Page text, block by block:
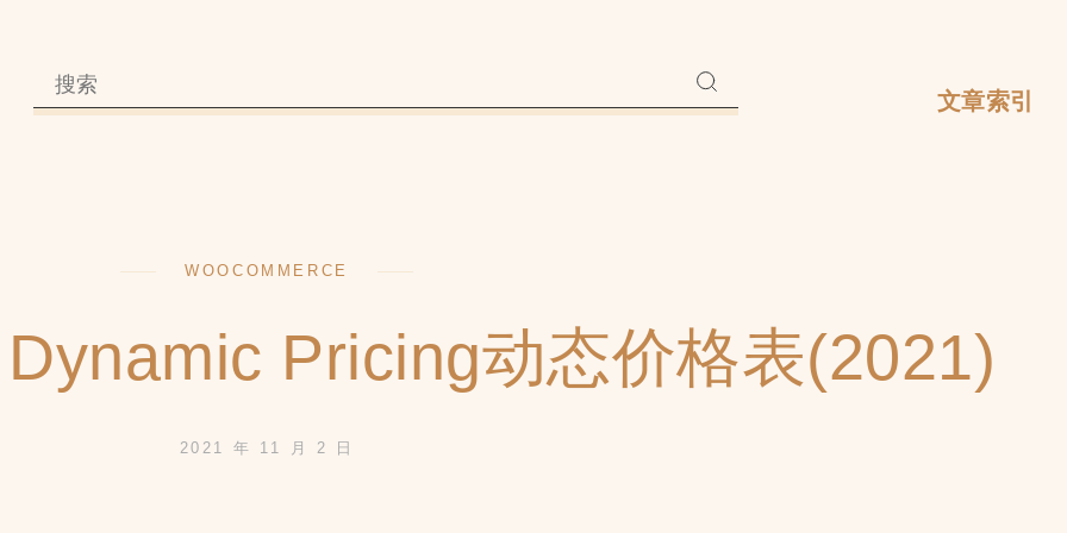
文章索引
WOOCOMMERCE
Pricing动态价格表(2021)
2021 年 11 月 2 日